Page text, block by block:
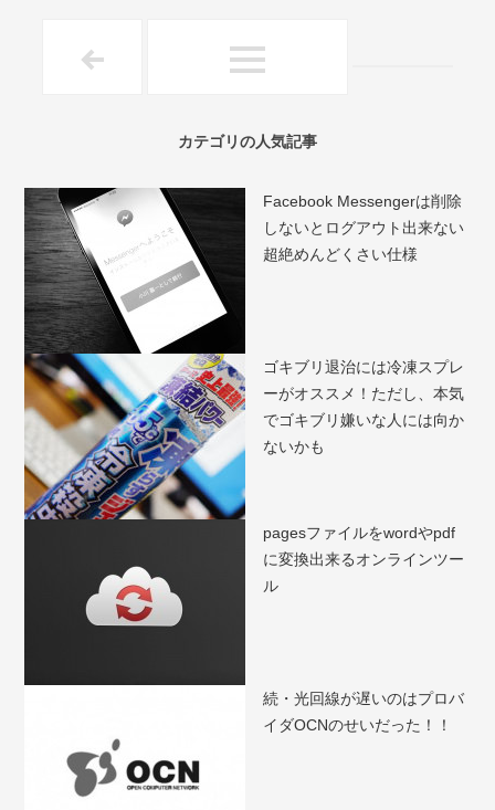
カテゴリの人気記事
Facebook Messengerは削除
しないとログアウト出来ない
超絶めんどくさい仕様
ゴキブリ退治には冷凍スプレ
ーがオススメ！ただし、本気
でゴキブリ嫌いな人には向か
ないかも
pagesファイルをwordやpdf
に変換出来るオンラインツー
ル
続・光回線が遅いのはプロバ
イダOCNのせいだった！！